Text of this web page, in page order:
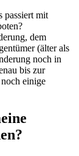
passiert mit
dem
(älter als
noch in
bis zur
einige